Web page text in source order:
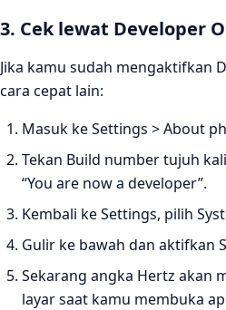
3. Cek lewat Developer
Jika kamu sudah mengaktifkan
cara cepat lain:
Masuk ke Settings > About
Tekan Build number tujuh
“You are now a developer”.
Kembali ke Settings, pilih
Gulir ke bawah dan aktifkan
Sekarang angka Hertz akan
layar saat kamu membuka